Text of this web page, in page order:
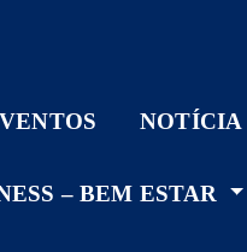
NOTÍCIA
– BEM ESTAR